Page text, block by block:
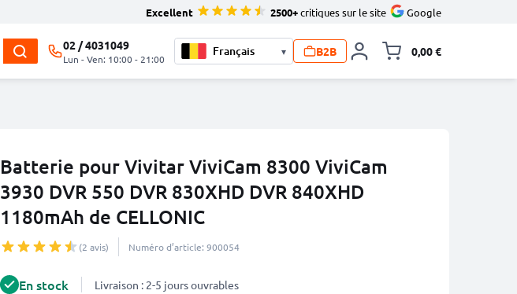
Excellent 2500+critiques sur le site Google
02 / 4031049
Lun - Ven: 10:00 - 21:00
▾ B2B 0,00 €
Batterie pour Vivitar ViviCam 8300 ViviCam
3930 DVR 550 DVR 830XHD DVR 840XHD
1180mAh de CELLONIC
(2 avis) Numéro d’article: 900054
En stock Livraison : 2-5 jours ouvrables